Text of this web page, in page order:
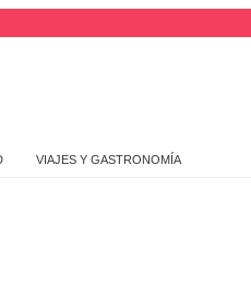
VIAJES Y GASTRONOMÍA